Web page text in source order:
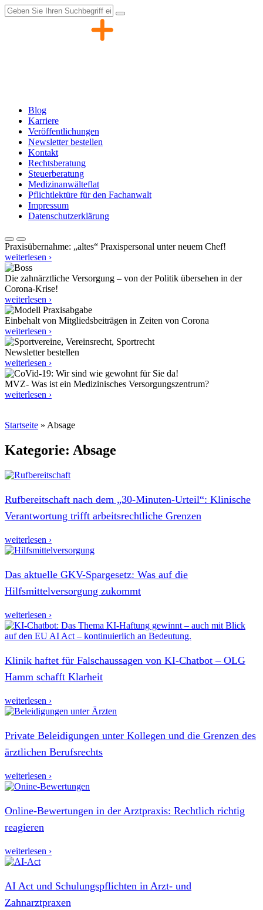
Zum
Inhalt
Blog
Karriere
Veröffentlichungen
Newsletter bestellen
Kontakt
Rechtsberatung
Steuerberatung
Medizinanwälteflat
Pflichtlektüre für den Fachanwalt
Impressum
Datenschutzerklärung
Praxisübernahme: „altes“ Praxispersonal unter neuem Chef!
weiterlesen ›
Die zahnärztliche Versorgung – von der Politik übersehen in der
Corona-Krise!
weiterlesen ›
Einbehalt von Mitgliedsbeiträgen in Zeiten von Corona
weiterlesen ›
Newsletter bestellen
weiterlesen ›
MVZ- Was ist ein Medizinisches Versorgungszentrum?
weiterlesen ›
Startseite » Absage
Kategorie: Absage
Rufbereitschaft nach dem „30‑Minuten-Urteil“: Klinische
Verantwortung trifft arbeitsrechtliche Grenzen
weiterlesen ›
Das aktuelle GKV-Spargesetz: Was auf die
Hilfsmittelversorgung zukommt
weiterlesen ›
Klinik haftet für Falschaussagen von KI-Chatbot – OLG
Hamm schafft Klarheit
weiterlesen ›
Private Beleidigungen unter Kollegen und die Grenzen des
ärztlichen Berufsrechts
weiterlesen ›
Online-Bewertungen in der Arztpraxis: Rechtlich richtig
reagieren
weiterlesen ›
AI Act und Schulungspflichten in Arzt- und
Zahnarztpraxen